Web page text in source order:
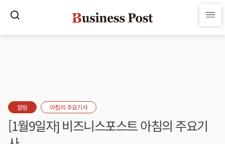
알림 아침의 주요기사
[1월9일자] 비즈니스포스트 아침의 주요기